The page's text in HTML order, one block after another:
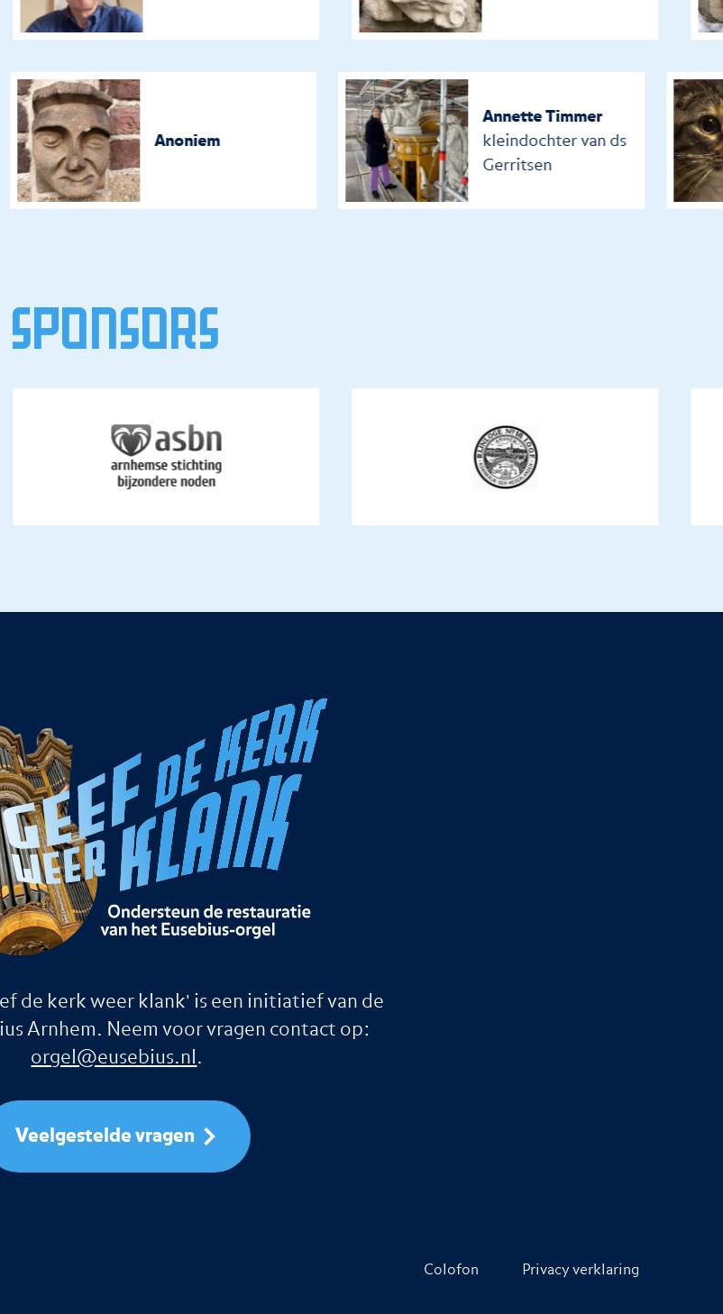
Anoniem
Annette Timmer
kleindochter van ds
Gerritsen
Sponsors
de kerk weer klank' is een initiatief van de
Arnhem. Neem voor vragen contact op:
orgel@eusebius.nl.
Veelgestelde vragen
Colofon Privacy verklaring